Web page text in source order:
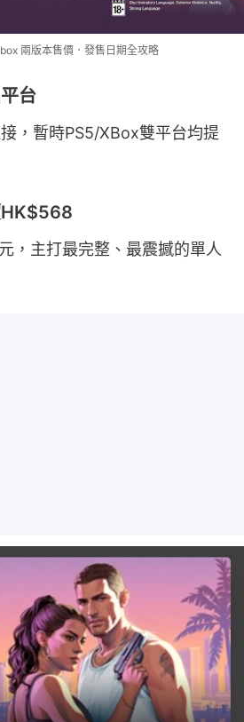
兩版本售價．發售日期全攻略
台
，暫時PS5/XBox雙平台均提
HK$568
，主打最完整、最震撼的單人